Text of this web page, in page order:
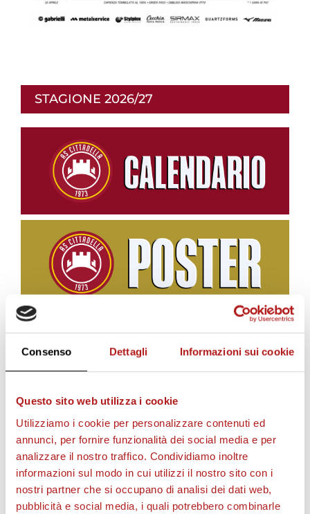
Consenso Dettagli Informazioni sui cookie
Questo sito web utilizza i cookie
Utilizziamo i cookie per personalizzare contenuti ed
annunci, per fornire funzionalità dei social media e per
analizzare il nostro traffico. Condividiamo inoltre
informazioni sul modo in cui utilizzi il nostro sito con i
nostri partner che si occupano di analisi dei dati web,
pubblicità e social media, i quali potrebbero combinarle
STAGIONE 2026/27
BIGLIETTI